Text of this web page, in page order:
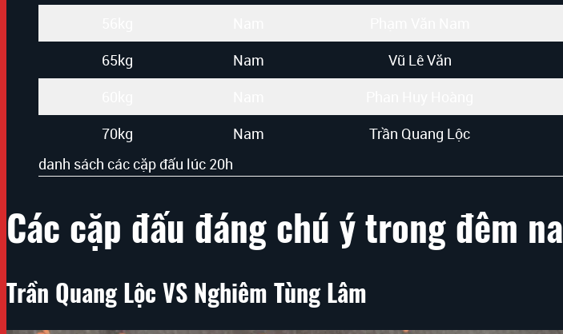
65kg
Nam Vũ Lê Văn
70kg
Nam Trần Quang Lộc
danh sách các cặp đấu lúc 20h
Các cặp đấu đáng chú ý trong đêm
Trần Quang Lộc VS Nghiêm Tùng Lâm